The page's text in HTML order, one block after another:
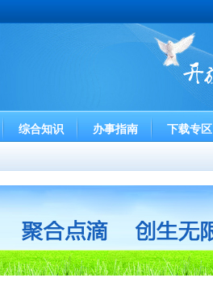
综合知识 办事指南 下载专区